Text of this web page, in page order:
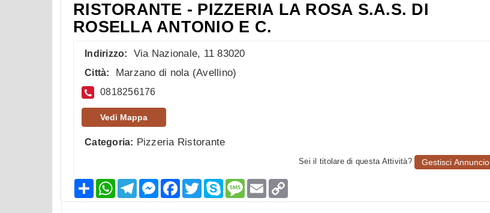
RISTORANTE - PIZZERIA LA ROSA S.A.S. DI
ROSELLA ANTONIO E C.
Indirizzo: Via Nazionale, 11 83020
Città: Marzano di nola (Avellino)
0818256176
Vedi Mappa
Categoria: Pizzeria Ristorante
Sei il titolare di questa Attività? Gestisci Annuncio
CondividiWhatsAppTelegramMessenger
Facebook
TwitterSkypeMessage
Email